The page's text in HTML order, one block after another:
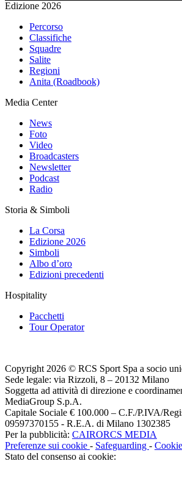
Edizione 2026
Percorso
Classifiche
Squadre
Salite
Regioni
Anita (Roadbook)
Media Center
News
Foto
Video
Broadcasters
Newsletter
Podcast
Radio
Storia & Simboli
La Corsa
Edizione 2026
Simboli
Albo d’oro
Edizioni precedenti
Hospitality
Pacchetti
Tour Operator
Copyright 2026 © RCS Sport Spa a socio
Sede legale: via Rizzoli, 8 – 20132 Milano
Soggetta ad attività di direzione e
MediaGroup S.p.A.
Capitale Sociale € 100.000 – C.F./P.IVA/
09597370155 - R.E.A. di Milano 1302385
Per la pubblicità: CAIRORCS MEDIA
Preferenze sui cookie - Safeguarding -
Stato del consenso ai cookie: